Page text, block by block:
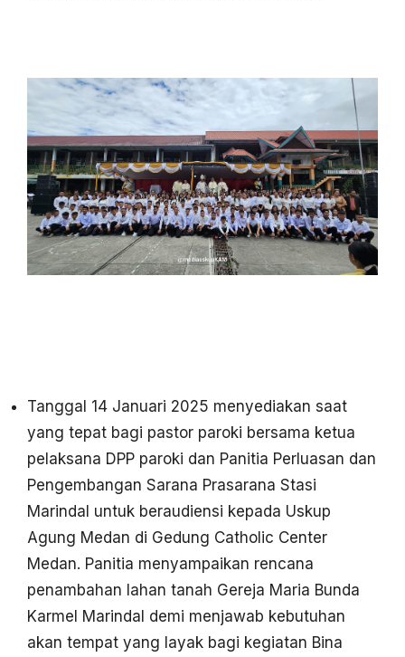
Tanggal 14 Januari 2025 menyediakan saat
yang tepat bagi pastor paroki bersama ketua
pelaksana DPP paroki dan Panitia Perluasan dan
Pengembangan Sarana Prasarana Stasi
Marindal untuk beraudiensi kepada Uskup
Agung Medan di Gedung Catholic Center
Medan. Panitia menyampaikan rencana
penambahan lahan tanah Gereja Maria Bunda
Karmel Marindal demi menjawab kebutuhan
akan tempat yang layak bagi kegiatan Bina